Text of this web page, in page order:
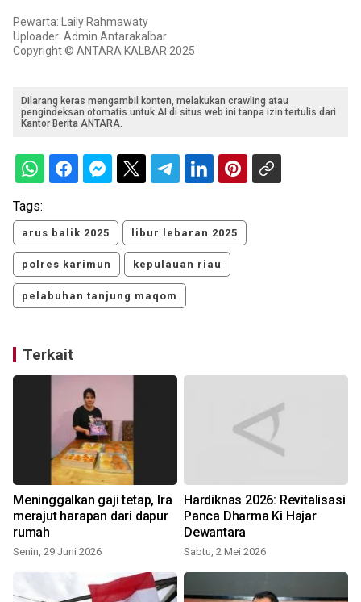
Pewarta: Laily Rahmawaty
Uploader: Admin Antarakalbar
Copyright © ANTARA KALBAR 2025
Dilarang keras mengambil konten, melakukan crawling atau
pengindeksan otomatis untuk AI di situs web ini tanpa izin tertulis dari
Kantor Berita ANTARA.
Tags:
arus balik 2025 libur lebaran 2025
polres karimun kepulauan riau
pelabuhan tanjung maqom
Terkait
Meninggalkan gaji tetap, Ira
merajut harapan dari dapur
rumah
Senin, 29 Juni 2026
Hardiknas 2026: Revitalisasi
Panca Dharma Ki Hajar
Dewantara
Sabtu, 2 Mei 2026